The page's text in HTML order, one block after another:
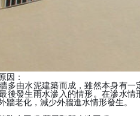
因：
多由水泥建築而成，雖然本身有
後發生雨水滲入的情形。在滲水
牆老化，減少外牆進水情形發生。